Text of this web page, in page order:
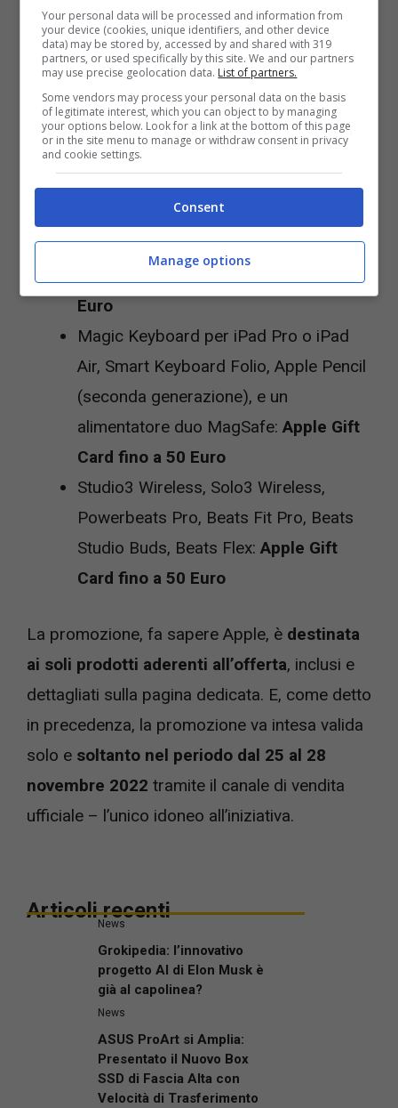
con custodia di ricarica Lightning,
AirPods Max:Apple Gift Card da 75
Euro
Apple Watch SE:Apple Gift Card da 50
Euro
iPad Air, iPad, iPad Mini:Apple Gift
Card fino a 50 Euro
MacBook Air, MacBook Pro, Mac Mini
Euro
Magic Keyboard per iPad Pro o iPad
Air, Smart Keyboard Folio, Apple Pencil
(seconda generazione), e un
alimentatore duo MagSafe: Apple Gift
Card fino a 50 Euro
Studio3 Wireless, Solo3 Wireless,
Powerbeats Pro, Beats Fit Pro, Beats
Studio Buds, Beats Flex: Apple Gift
Card fino a 50 Euro
La promozione, fa sapere Apple, è destinata
ai soli prodotti aderenti all’offerta, inclusi e
dettagliati sulla pagina dedicata. E, come detto
in precedenza, la promozione va intesa valida
solo e soltanto nel periodo dal 25 al 28
novembre 2022 tramite il canale di vendita
ufficiale – l’unico idoneo all’iniziativa.
Articoli recenti
News
Grokipedia: l’innovativo
progetto AI di Elon Musk è
già al capolinea?
News
ASUS ProArt si Amplia:
Presentato il Nuovo Box
SSD di Fascia Alta con
Velocità di Trasferimento
Your personal data will be processed and information from
your device (cookies, unique identifiers, and other device
data) may be stored by, accessed by and shared with 319
partners, or used specifically by this site. We and our partners
may use precise geolocation data. List of partners.
Some vendors may process your personal data on the basis
of legitimate interest, which you can object to by managing
your options below. Look for a link at the bottom of this page
or in the site menu to manage or withdraw consent in privacy
and cookie settings.
Consent
Manage options